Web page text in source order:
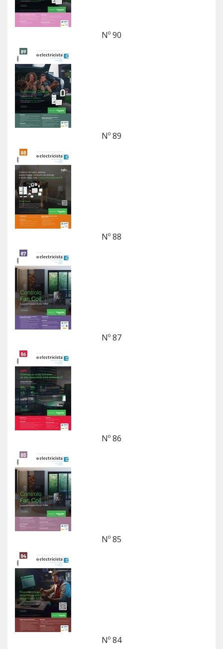
Nº 90
Nº 89
Nº 88
Nº 87
Nº 86
Nº 85
Nº 84